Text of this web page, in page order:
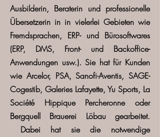
Ausbilderin, Beraterin und professionelle
Übersetzerin in in vielerlei Gebieten wie
Fremdsprachen, ERP- und Bürosoftwares
(ERP, DMS, Front- und Backoffice-
Anwendungen usw.). Sie hat für Kunden
wie Arcelor, PSA, Sanofi-Aventis, SAGE-
Cogestib, Galeries Lafayette, Yu Sports, La
Société Hippique Percheronne oder
Bergquell Brauerei Löbau gearbeitet.
Dabei hat sie die notwendige